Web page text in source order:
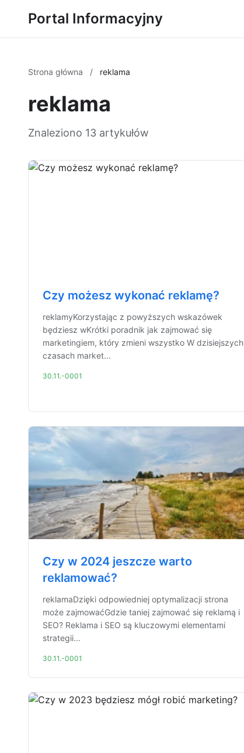
Portal Informacyjny
Strona główna / reklama
reklama
Znaleziono 13 artykułów
Czy możesz wykonać reklamę?
reklamyKorzystając z powyższych wskazówek
będziesz wKrótki poradnik jak zajmować się
marketingiem, który zmieni wszystko W dzisiejszych
czasach market...
30.11.-0001
Czy w 2024 jeszcze warto
reklamować?
reklamaDzięki odpowiedniej optymalizacji strona
może zajmowaćGdzie taniej zajmować się reklamą i
SEO? Reklama i SEO są kluczowymi elementami
strategii...
30.11.-0001